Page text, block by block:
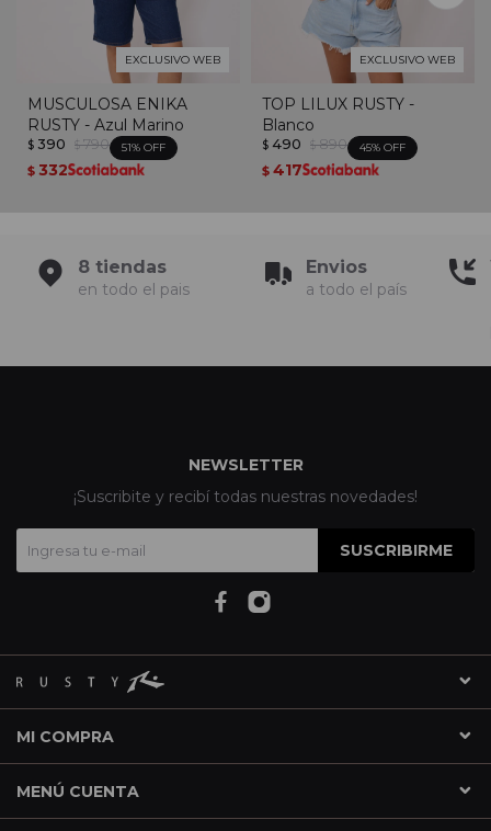
EXCLUSIVO WEB
MUSCULOSA ENIKA
RUSTY - Azul Marino
$ 390 $ 790 51
$ 332
EXCLUSIVO WEB
TOP LILUX RUSTY -
Blanco
$ 490 $ 890 45
$ 417
8 tiendas
en todo el pais
Envios
a todo el país
MI COMPRA
MENÚ CUENTA
NEWSLETTER
¡Suscribite y recibí todas nuestras novedades!
SUSCRIBIRME